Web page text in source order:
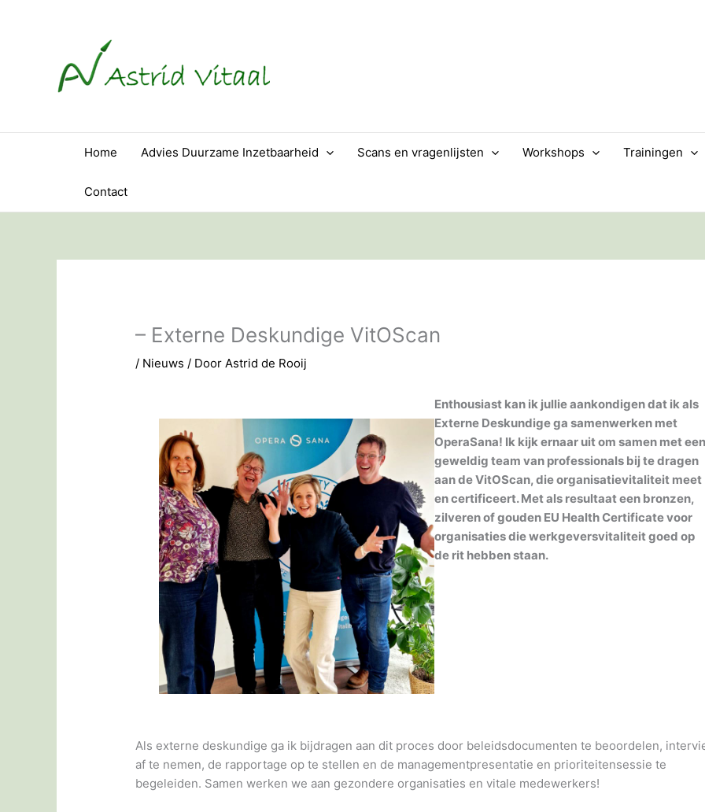
Home Advies Duurzame Inzetbaarheid Scans en vragenlijsten Workshops Trainingen
Contact
– Externe Deskundige VitOScan
/ Nieuws / DoorAstrid de Rooij
Enthousiast kan ik jullie aankondigen dat ik als
Externe Deskundige ga samenwerken met
OperaSana! Ik kijk ernaar uit om samen met een
geweldig team van professionals bij te dragen
aan de VitOScan, die organisatievitaliteit meet
en certificeert. Met als resultaat een bronzen,
zilveren of gouden EU Health Certificate voor
organisaties die werkgeversvitaliteit goed op
de rit hebben staan.
Als externe deskundige ga ik bijdragen aan dit proces door beleidsdocumenten te beoordelen,
af te nemen, de rapportage op te stellen en de managementpresentatie en prioriteitensessie te
begeleiden. Samen werken we aan gezondere organisaties en vitale medewerkers!